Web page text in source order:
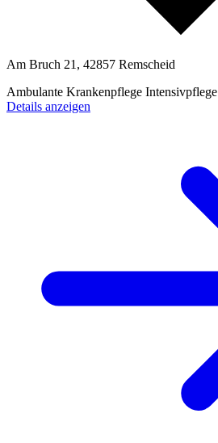
Am Bruch 21, 42857 Remscheid
Ambulante Krankenpflege Intensivpflege
Details anzeigen